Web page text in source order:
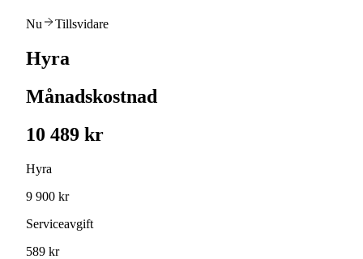
Nu Tillsvidare
Hyra
Månadskostnad
10 489 kr
Hyra
9 900 kr
Serviceavgift
589 kr